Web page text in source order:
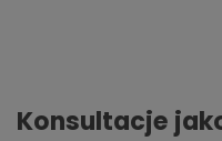
Konsultacje